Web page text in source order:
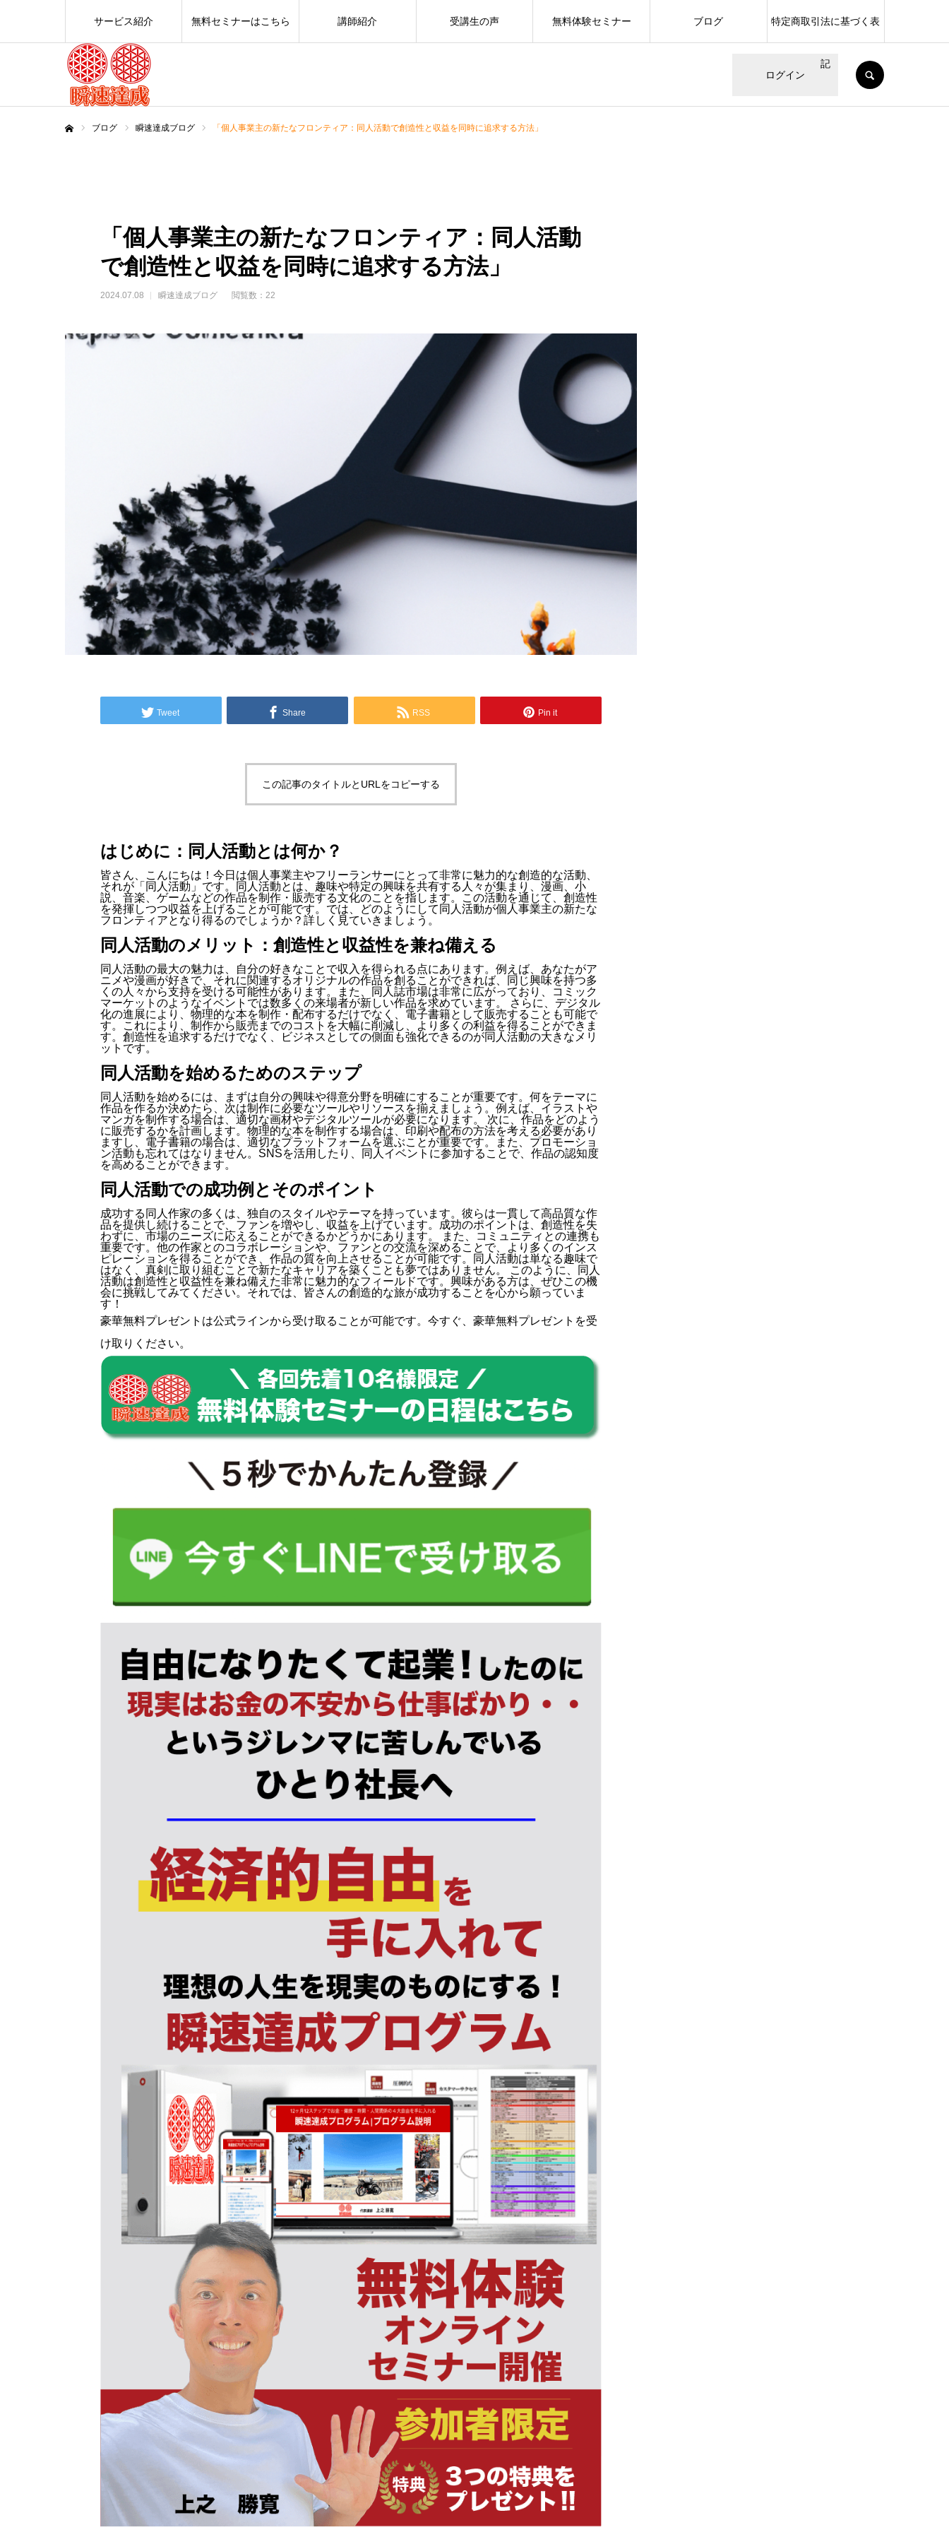
ログイン
サービス紹介 無料セミナーはこちら 講師紹介 受講生の声 無料体験セミナー ブログ 特定商取引法に基づく表
記
ブログ 瞬速達成ブログ 「個人事業主の新たなフロンティア：同人活動で創造性と収益を同時に追求する方法」
「個人事業主の新たなフロンティア：同人活動
で創造性と収益を同時に追求する方法」
2024.07.08 瞬速達成ブログ 閲覧数：22
Tweet Share RSS Pin it
この記事のタイトルとURLをコピーする
はじめに：同人活動とは何か？
皆さん、こんにちは！今日は個人事業主やフリーランサーにとって非常に魅力的な創造的な活動、
それが「同人活動」です。同人活動とは、趣味や特定の興味を共有する人々が集まり、漫画、小
説、音楽、ゲームなどの作品を制作・販売する文化のことを指します。この活動を通じて、創造性
を発揮しつつ収益を上げることが可能です。では、どのようにして同人活動が個人事業主の新たな
フロンティアとなり得るのでしょうか？詳しく見ていきましょう。
同人活動のメリット：創造性と収益性を兼ね備える
同人活動の最大の魅力は、自分の好きなことで収入を得られる点にあります。例えば、あなたがア
ニメや漫画が好きで、それに関連するオリジナルの作品を創ることができれば、同じ興味を持つ多
くの人々から支持を受ける可能性があります。また、同人誌市場は非常に広がっており、コミック
マーケットのようなイベントでは数多くの来場者が新しい作品を求めています。 さらに、デジタル
化の進展により、物理的な本を制作・配布するだけでなく、電子書籍として販売することも可能で
す。これにより、制作から販売までのコストを大幅に削減し、より多くの利益を得ることができま
す。創造性を追求するだけでなく、ビジネスとしての側面も強化できるのが同人活動の大きなメリ
ットです。
同人活動を始めるためのステップ
同人活動を始めるには、まずは自分の興味や得意分野を明確にすることが重要です。何をテーマに
作品を作るか決めたら、次は制作に必要なツールやリソースを揃えましょう。例えば、イラストや
マンガを制作する場合は、適切な画材やデジタルツールが必要になります。 次に、作品をどのよう
に販売するかを計画します。物理的な本を制作する場合は、印刷や配布の方法を考える必要があり
ますし、電子書籍の場合は、適切なプラットフォームを選ぶことが重要です。また、プロモーショ
ン活動も忘れてはなりません。SNSを活用したり、同人イベントに参加することで、作品の認知度
を高めることができます。
同人活動での成功例とそのポイント
成功する同人作家の多くは、独自のスタイルやテーマを持っています。彼らは一貫して高品質な作
品を提供し続けることで、ファンを増やし、収益を上げています。成功のポイントは、創造性を失
わずに、市場のニーズに応えることができるかどうかにあります。 また、コミュニティとの連携も
重要です。他の作家とのコラボレーションや、ファンとの交流を深めることで、より多くのインス
ピレーションを得ることができ、作品の質を向上させることが可能です。同人活動は単なる趣味で
はなく、真剣に取り組むことで新たなキャリアを築くことも夢ではありません。 このように、同人
活動は創造性と収益性を兼ね備えた非常に魅力的なフィールドです。興味がある方は、ぜひこの機
会に挑戦してみてください。それでは、皆さんの創造的な旅が成功することを心から願っていま
す！
豪華無料プレゼントは公式ラインから受け取ることが可能です。今すぐ、豪華無料プレゼントを受
け取りください。